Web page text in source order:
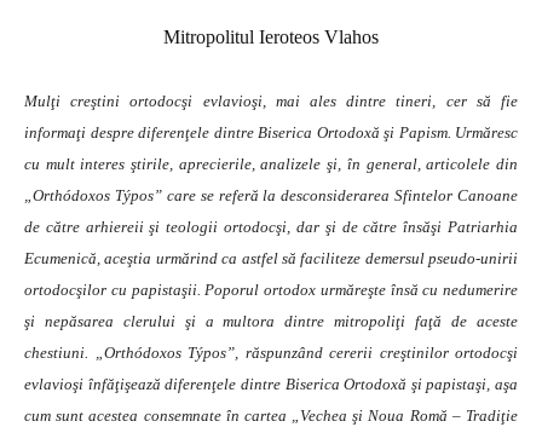
Mitropolitul Ieroteos Vlahos
Mulţi creştini ortodocşi evlavioşi, mai ales dintre tineri, cer să fie
informaţi despre diferenţele dintre Biserica Ortodoxă şi Papism. Urmăresc
cu mult interes ştirile, aprecierile, analizele şi, în general, articolele din
„Orthódoxos Týpos” care se referă la desconsiderarea Sfintelor Canoane
de către arhiereii şi teologii ortodocşi, dar şi de către însăşi Patriarhia
Ecumenică, aceştia urmărind ca astfel să faciliteze demersul pseudo-unirii
ortodocşilor cu papistaşii. Poporul ortodox urmăreşte însă cu nedumerire
şi nepăsarea clerului şi a multora dintre mitropoliţi faţă de aceste
chestiuni. „Orthódoxos Týpos”, răspunzând cererii creştinilor ortodocşi
evlavioşi înfăţişează diferenţele dintre Biserica Ortodoxă şi papistaşi, aşa
cum sunt acestea consemnate în cartea „Vechea şi Noua Romă – Tradiţie